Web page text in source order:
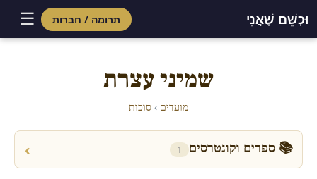
וּכְשֵׁם שֶׁאֲנִי תרומה / חברות ☰
שמיני עצרת
מועדים › סוכות
📚 ספרים וקונטרסים 1
›